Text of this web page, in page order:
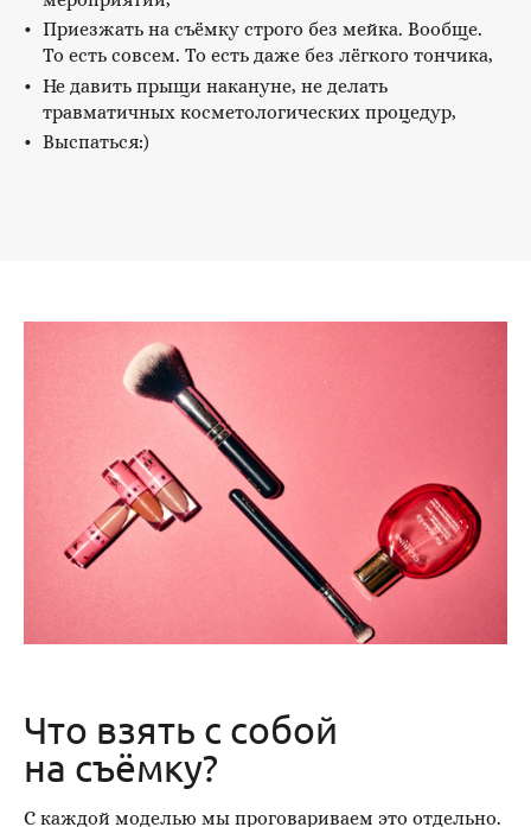
Приезжать на съёмку строго без мейка. Вообще.
То есть совсем. То есть даже без лёгкого тончика,
Не давить прыщи накануне, не делать
травматичных косметологических процедур,
Выспаться:)
Что взять с собой
на съёмку?
С каждой моделью мы проговариваем это отдельно.